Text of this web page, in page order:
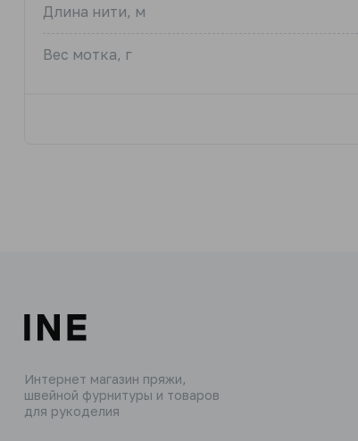
Длина нити, м
Вес мотка, г
Интернет магазин пряжи,
швейной фурнитуры и товаров
для рукоделия